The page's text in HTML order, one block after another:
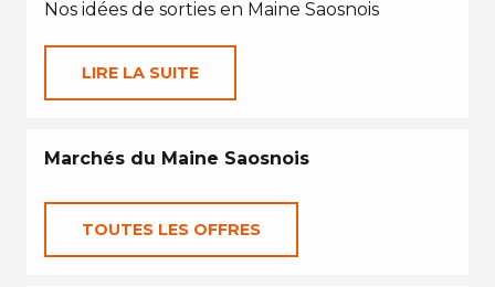
Nos idées de sorties en Maine Saosnois
LIRE LA SUITE
Marchés du Maine Saosnois
TOUTES LES OFFRES